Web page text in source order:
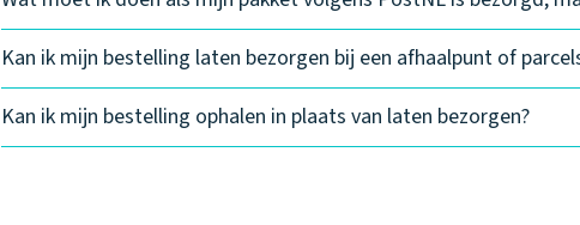
Kan ik mijn bestelling laten bezorgen bij een afhaalpunt of
Kan ik mijn bestelling ophalen in plaats van laten bezorgen?